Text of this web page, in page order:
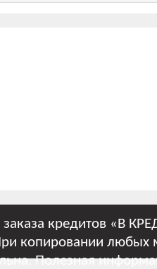
кредитов «В
копировании любых
Полезная